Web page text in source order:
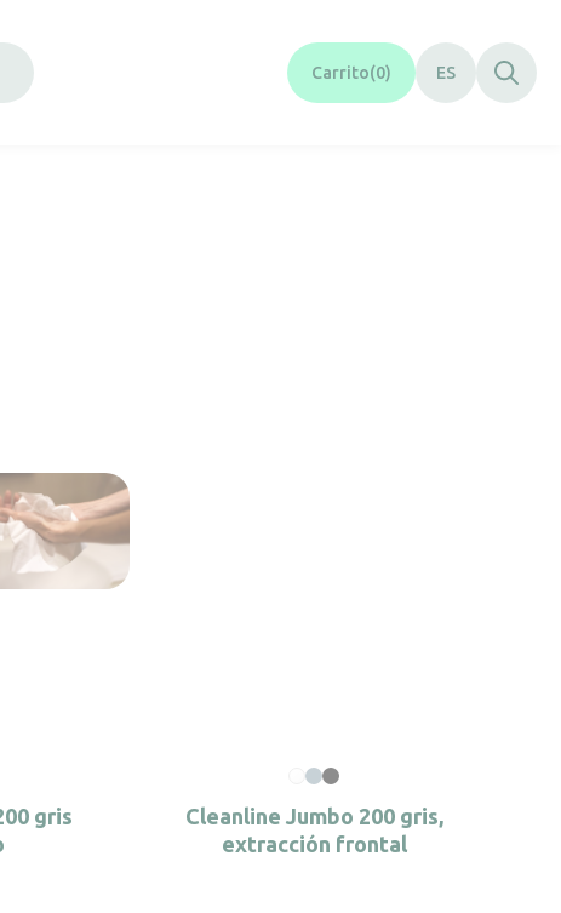
Carrito 0 ES
gris
Cleanline Jumbo 200 gris,
extracción frontal